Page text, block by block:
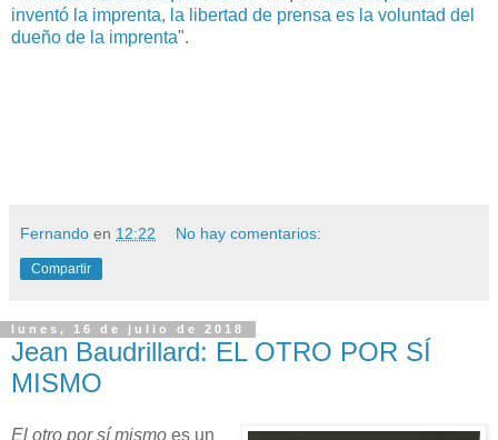
inventó la imprenta, la libertad de prensa es la voluntad del
dueño de la imprenta".
Fernando en 12:22 No hay comentarios:
Compartir
lunes, 16 de julio de 2018
Jean Baudrillard: EL OTRO POR SÍ
MISMO
El otro por sí mismo es un